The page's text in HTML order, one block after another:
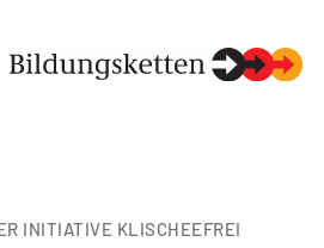
INITIATIVE KLISCHEEFREI